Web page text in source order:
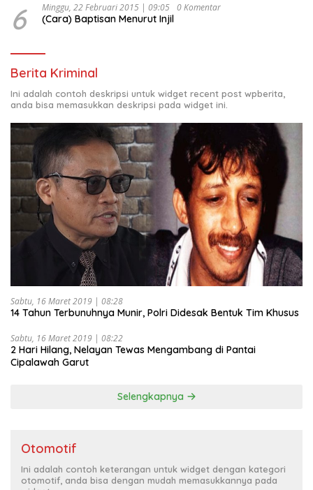
6 Minggu, 22 Februari 2015 | 09:05 0 Komentar
(Cara) Baptisan Menurut Injil
Berita Kriminal
Ini adalah contoh deskripsi untuk widget recent post wpberita,
anda bisa memasukkan deskripsi pada widget ini.
Sabtu, 16 Maret 2019 | 08:28
14 Tahun Terbunuhnya Munir, Polri Didesak Bentuk Tim Khusus
Sabtu, 16 Maret 2019 | 08:22
2 Hari Hilang, Nelayan Tewas Mengambang di Pantai
Cipalawah Garut
Selengkapnya
Otomotif
Ini adalah contoh keterangan untuk widget dengan kategori
otomotif, anda bisa dengan mudah memasukkannya pada